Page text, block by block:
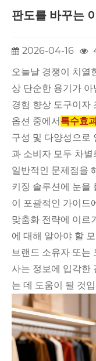
판도를 바꾸는
2026-04-16
오늘날 경쟁이 치열
상 단순한 용기가
경험 향상 도구이자
옵션 중에서 특수효
구성 및 다양성으로
과 소비자 모두 차
일반적인 문제점을
키징 솔루션에 눈을
이 포괄적인 가이드
맞춤화 전략에 이르
에 대해 알아야 할
브랜드 소유자 또는
사는 정보에 입각한
는 데 도움이 될 것